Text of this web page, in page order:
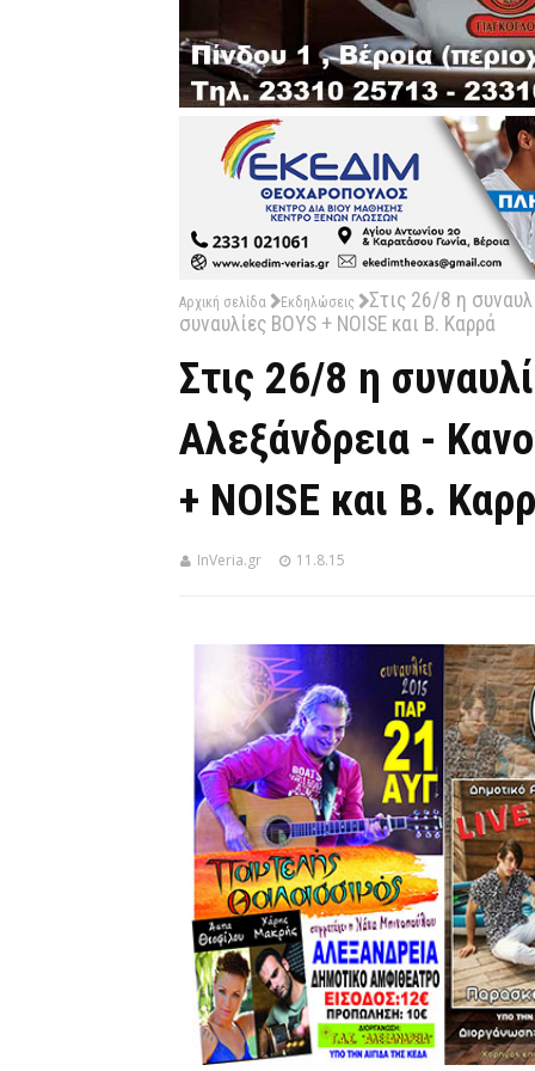
Αρχική σελίδα Εκδηλώσεις
Στις 26/8 η
συναυλίες BOYS + NOISE και Β. Καρρά
Στις 26/8 η
Αλεξάνδρεια -
+ NOISE και Β.
InVeria.gr 11.8.15